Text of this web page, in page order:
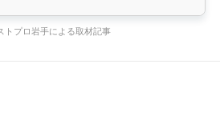
トプロ岩手による取材記事